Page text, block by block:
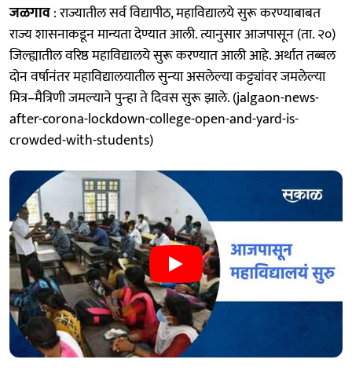
जळगाव: राज्यातील सर्व विद्यापीठ, महाविद्यालये सुरू करण्याबाबत
राज्य शासनाकडून मान्यता देण्यात आली. त्यानुसार आजपासून (ता. २०)
जिल्ह्यातील वरिष्ठ महाविद्यालये सुरू करण्यात आली आहे. अर्थात तब्‍बल
दोन वर्षानंतर महाविद्यालयातील सुन्‍या असलेल्‍या कट्ट्यांवर जमलेल्‍या
मित्र–मैत्रिणी जमल्‍याने पुन्‍हा ते दिवस सुरू झाले. (jalgaon-news-
after-corona-lockdown-college-open-and-yard-is-
crowded-with-students)